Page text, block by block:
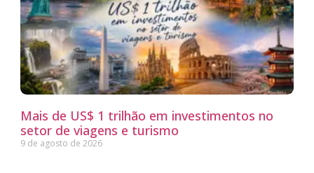
Mais de US$ 1 trilhão em investimentos no
setor de viagens e turismo
9 de agosto de 2026